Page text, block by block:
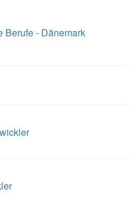
Berufe - Dänemark